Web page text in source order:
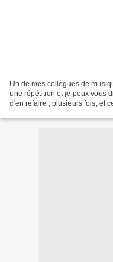
Un de mes collègues de
une répétition et je peux vous
d'en refaire , plusieurs fois, et